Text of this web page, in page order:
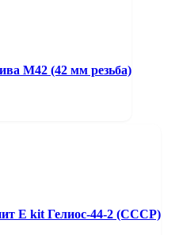
М42 (42 мм резьба)
Е kit Гелиос-44-2 (СССР)